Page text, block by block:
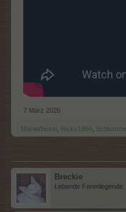
7 März 2026
MariaWiesel Ricky1966
Breckie
Lebende Forenlegende